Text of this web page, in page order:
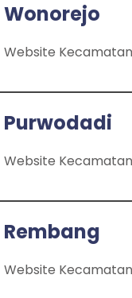
Wonorejo
Website
Purwodadi
Website
Rembang
Website